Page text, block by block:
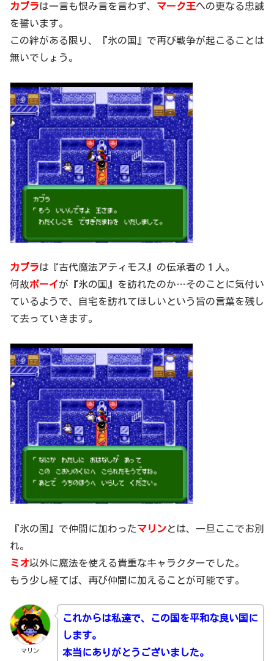
カブラは一言も恨み言を言わず、 マーク王への更なる忠誠
を誓います。
この絆がある限り、『氷の国』で再び戦争が起こることは
無いでしょう。
カブラは『古代魔法アティモス』の伝承者の１人。
何故ボーイが『氷の国』を訪れたのか…そのことに気付い
ているようで、自宅を訪れてほしいという旨の言葉を残し
て去っていきます。
『氷の国』で仲間に加わったマリンとは、一旦ここでお別
れ。
ミオ以外に魔法を使える貴重なキャラクターでした。
もう少し経てば、再び仲間に加えることが可能です。
マリン
これからは私達で、この国を平和な良い国に
します。
本当にありがとうございました。